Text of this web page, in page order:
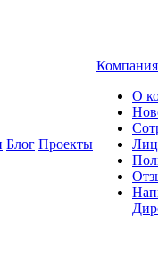
Блог Проекты
Компания
О